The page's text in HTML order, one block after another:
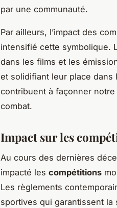
par une communauté.
Par ailleurs, l’impact des
intensifié cette symbolique.
dans les films et les
et solidifiant leur place dans
contribuent à façonner
combat.
Impact sur les
Au cours des dernières
impacté les compétitions
Les règlements
sportives qui garantissent